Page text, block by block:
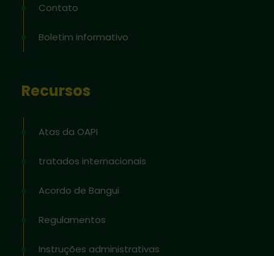
Contato
Boletim informativo
Recursos
Atas da OAPI
tratados internacionais
Acordo de Bangui
Regulamentos
Instruções administrativas